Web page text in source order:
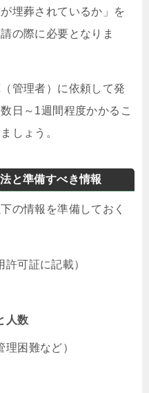
埋葬されているか」を
の際に必要となりま
管理者）に依頼して発
日～1週間程度かかるこ
しょう。
と準備すべき情報
の情報を準備しておく
許可証に記載）
人数
理困難など）